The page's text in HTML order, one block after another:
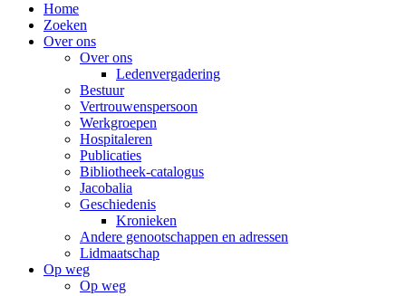
Home
Zoeken
Over ons
Over ons
Ledenvergadering
Bestuur
Vertrouwenspersoon
Werkgroepen
Hospitaleren
Publicaties
Bibliotheek-catalogus
Jacobalia
Geschiedenis
Kronieken
Andere genootschappen en adressen
Lidmaatschap
Op weg
Op weg